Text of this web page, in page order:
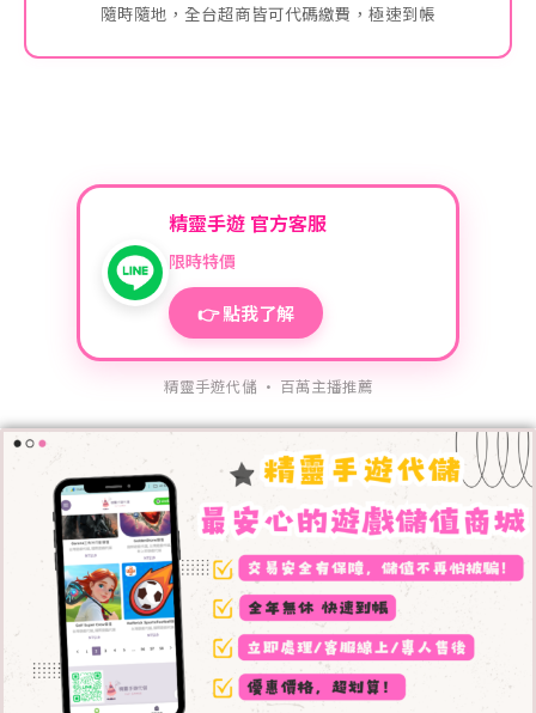
隨時隨地，全台超商皆可代碼繳費，極速到帳
精靈手遊 官方客服
限時特價
👉 點我了解
精靈手遊代儲 · 百萬主播推薦